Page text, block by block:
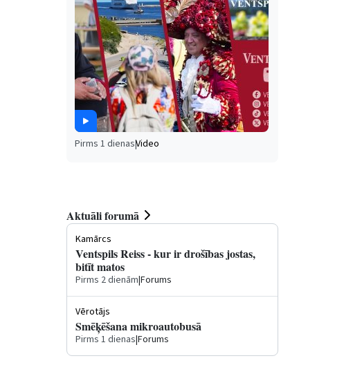
Pirms 1 dienas|Video
Aktuāli forumā
Kamārcs
Ventspils Reiss - kur ir drošības jostas,
bitīt matos
Pirms 2 dienām|Forums
Vērotājs
Smēķēšana mikroautobusā
Pirms 1 dienas|Forums